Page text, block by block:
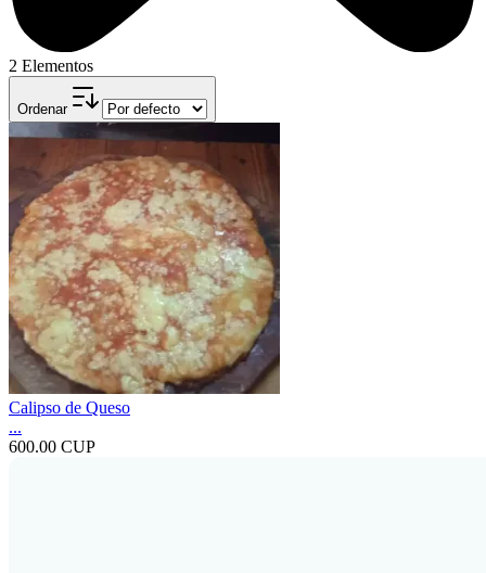
2 Elementos
Ordenar
Calipso de Queso
...
600.00 CUP